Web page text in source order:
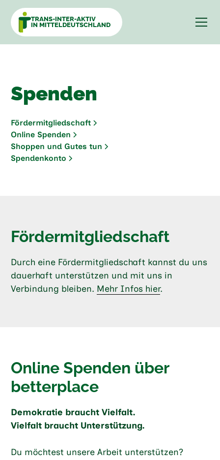
TRANS-INTER-AKTIV
IN MITTELDEUTSCHLAND
Spenden
Fördermitgliedschaft
Online Spenden
Shoppen und Gutes tun
Spendenkonto
Fördermitgliedschaft
Durch eine Fördermitgliedschaft kannst du uns
dauerhaft unterstützen und mit uns in
Verbindung bleiben. Mehr Infos hier.
Online Spenden über
betterplace
Demokratie braucht Vielfalt.
Vielfalt braucht Unterstützung.
Du möchtest unsere Arbeit unterstützen?